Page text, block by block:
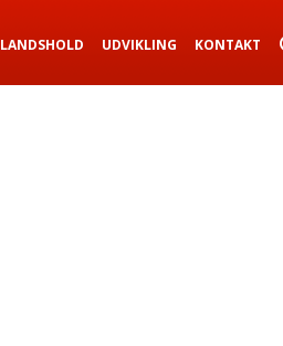
LANDSHOLD UDVIKLING KONTAKT